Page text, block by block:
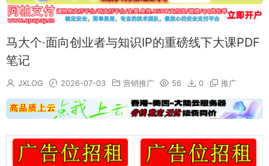
马大个·面向创业者与知识IP的重磅线下大课PDF
笔记
JXLOG 2026-07-03 营销推广 56 0 推广